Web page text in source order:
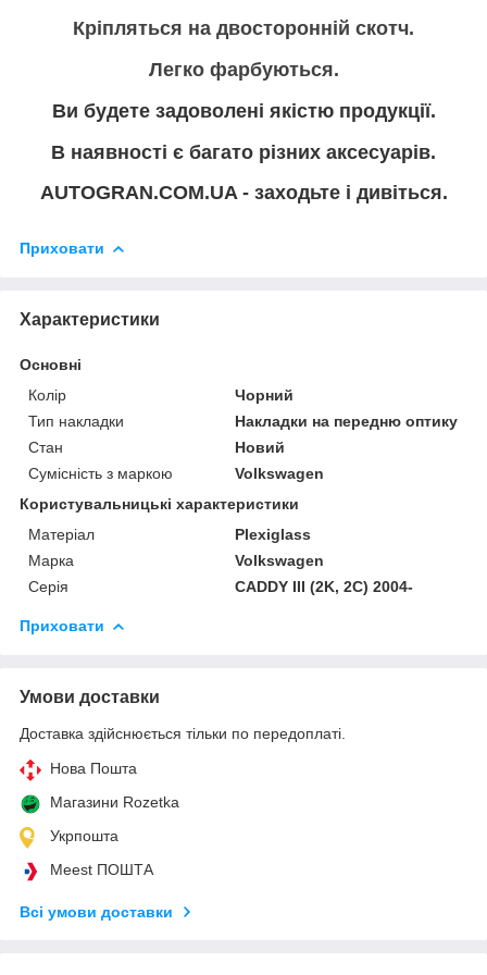
Кріпляться на двосторонній скотч.
Легко фарбуються.
Ви будете задоволені якістю продукції.
В наявності є багато різних аксесуарів.
AUTOGRAN.COM.UA - заходьте і дивіться.
Приховати
Характеристики
Основні
Колір
Чорний
Тип накладки
Накладки на передню оптику
Стан
Новий
Сумісність з маркою
Volkswagen
Користувальницькі характеристики
Матеріал
Plexiglass
Марка
Volkswagen
Серія
CADDY III (2K, 2C) 2004-
Приховати
Умови доставки
Доставка здійснюється тільки по передоплаті.
Нова Пошта
Магазини Rozetka
Укрпошта
Meest ПОШТА
Всі умови доставки